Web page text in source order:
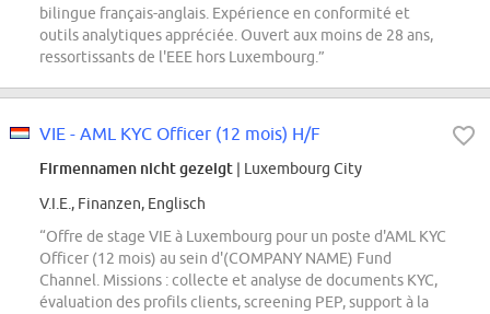
bilingue français-anglais. Expérience en conformité et
outils analytiques appréciée. Ouvert aux moins de 28 ans,
ressortissants de l'EEE hors Luxembourg.”
VIE - AML KYC Officer (12 mois) H/F
Firmennamen nicht gezeigt | Luxembourg City
V.I.E., Finanzen, Englisch
“Offre de stage VIE à Luxembourg pour un poste d'AML KYC
Officer (12 mois) au sein d'(COMPANY NAME) Fund
Channel. Missions : collecte et analyse de documents KYC,
évaluation des profils clients, screening PEP, support à la